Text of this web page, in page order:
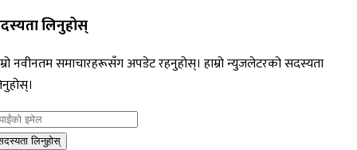
लिनुहोस्
नवीनतम समाचारहरूसँग अपडेट रहनुहोस्। हाम्रो न्युजलेटरको सदस्यता
लिनुहोस्